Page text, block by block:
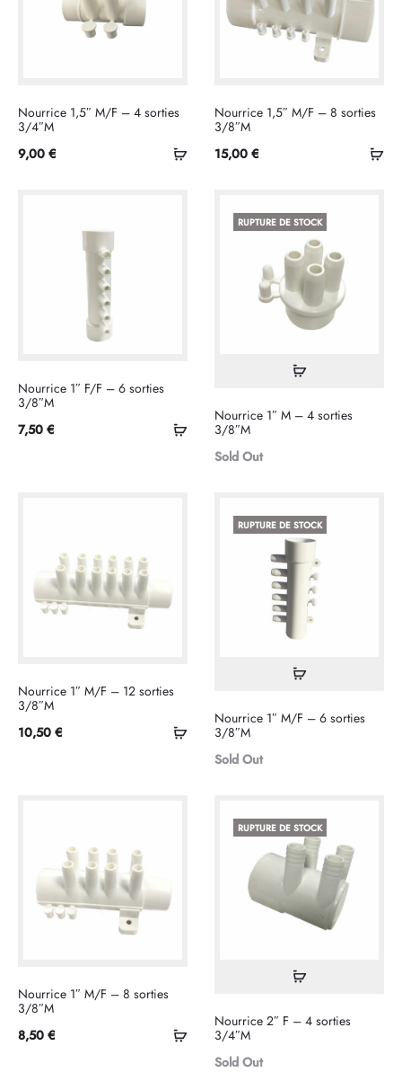
Ajouter
Nourrice 1,5″ M/F – 4 sorties
3/4″M
9,00 €
Nourrice 1,5″ M/F – 8 sorties
3/8″M
15,00 €
Ajouter
Nourrice 1″ F/F – 6 sorties
3/8″M
7,50 €
RUPTURE DE STOCK
Lire
suite
Nourrice 1″ M – 4 sorties
3/8″M
Sold Out
Ajouter
Nourrice 1″ M/F – 12 sorties
3/8″M
10,50 €
RUPTURE DE STOCK
Lire
suite
Nourrice 1″ M/F – 6 sorties
3/8″M
Sold Out
Ajouter
Nourrice 1″ M/F – 8 sorties
3/8″M
8,50 €
RUPTURE DE STOCK
Lire
suite
Nourrice 2″ F – 4 sorties
3/4″M
Sold Out